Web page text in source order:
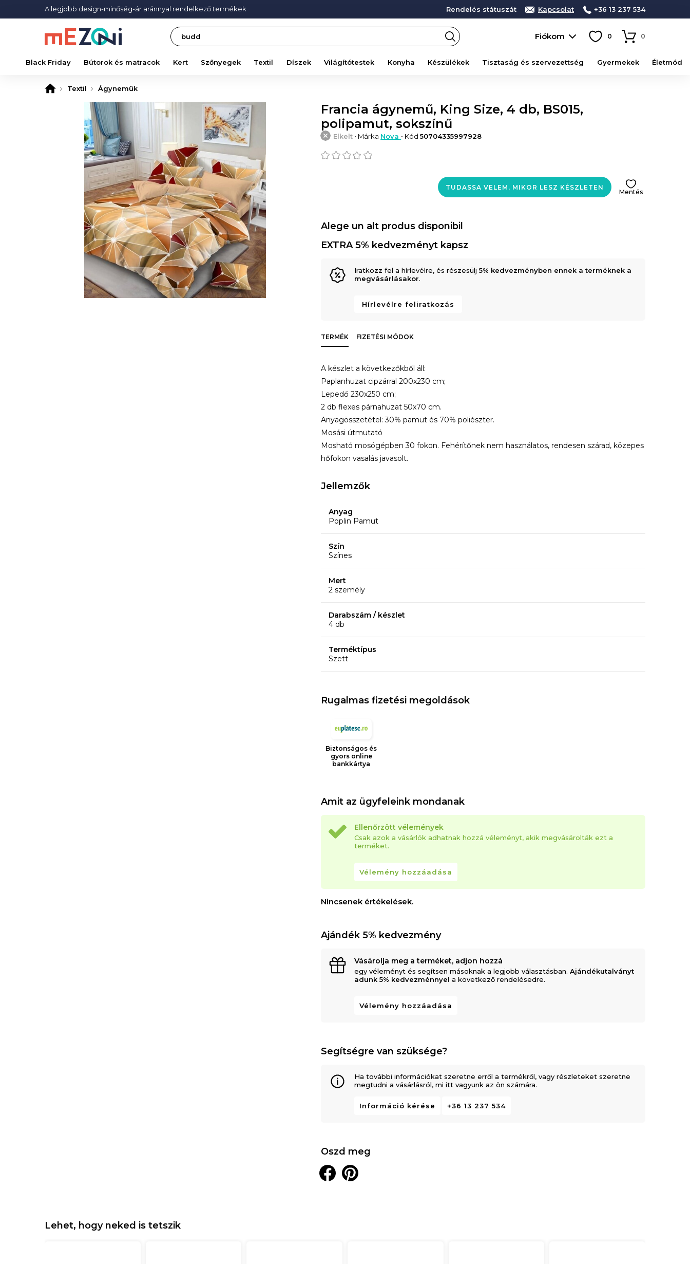
A legjobb design-minőség-ár aránnyal rendelkező termékek Rendelés státuszát Kapcsolat +36 13 237 534
Search Fiókom 0 0
Black Friday Bútorok és matracok Kert Szőnyegek Textil Díszek Világítótestek Konyha Készülékek Tisztaság és szervezettség Gyermekek Életmód
Textil Ágyneműk
Francia ágynemű, King Size, 4 db, BS015,
polipamut, sokszínű
Elkelt • Márka Nova • Kód50704335997928
TUDASSA VELEM, MIKOR LESZ KÉSZLETEN
Mentés
Alege un alt produs disponibil
EXTRA 5% kedvezményt kapsz
Iratkozz fel a hírlevélre, és részesülj5% kedvezményben ennek a terméknek a
megvásárlásakor.
Hírlevélre feliratkozás
TERMÉK FIZETÉSI MÓDOK
A készlet a következőkből áll:
Paplanhuzat cipzárral 200x230 cm;
Lepedő 230x250 cm;
2 db flexes párnahuzat 50x70 cm.
Anyagösszetétel: 30% pamut és 70% poliészter.
Mosási útmutató
Mosható mosógépben 30 fokon. Fehérítőnek nem használatos, rendesen szárad, közepes
hőfokon vasalás javasolt.
Jellemzők
Anyag
Poplin Pamut
Szín
Színes
Mert
2 személy
Darabszám / készlet
4 db
Terméktípus
Szett
Rugalmas fizetési megoldások
Biztonságos és
gyors online
bankkártya
Amit az ügyfeleink mondanak
Ellenőrzött vélemények
Csak azok a vásárlók adhatnak hozzá véleményt, akik megvásárolták ezt a
terméket.
Vélemény hozzáadása
Nincsenek értékelések.
Ajándék 5% kedvezmény
Vásárolja meg a terméket, adjon hozzá
egy véleményt és segítsen másoknak a legjobb választásban.Ajándékutalványt
adunk 5% kedvezménnyel a következő rendelésedre.
Vélemény hozzáadása
Segítségre van szüksége?
Ha további információkat szeretne erről a termékről, vagy részleteket szeretne
megtudni a vásárlásról, mi itt vagyunk az ön számára.
Információ kérése +36 13 237 534
Oszd meg
Lehet, hogy neked is tetszik